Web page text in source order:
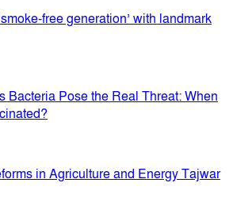
free generation’ with landmark
Bacteria Pose the Real Threat: When
in Agriculture and Energy Tajwar